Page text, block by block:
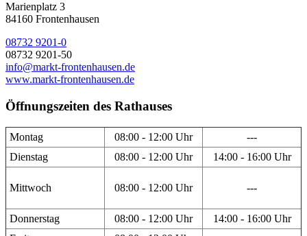
Marienplatz 3
84160 Frontenhausen
08732 9201-0
08732 9201-50
info@markt-frontenhausen.de
www.markt-frontenhausen.de
Öffnungszeiten des Rathauses
Montag 08:00 - 12:00 Uhr
---
Dienstag
08:00 - 12:00 Uhr 14:00 - 16:00 Uhr
Mittwoch 08:00 - 12:00 Uhr ---
Donnerstag 08:00 - 12:00 Uhr
14:00 - 16:00 Uhr